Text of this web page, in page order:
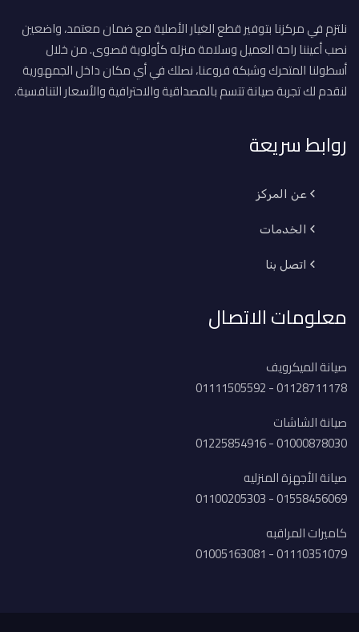
نلتزم في مركزنا بتوفير قطع الغيار الأصلية مع ضمان معتمد، واضعين
نصب أعيننا راحة العميل وسلامة منزله كأولوية قصوى. من خلال
أسطولنا المتحرك وشبكة فروعنا، نصلك في أي مكان داخل الجمهورية
لنقدم لك تجربة صيانة تتسم بالمصداقية والاحترافية والأسعار التنافسية.
روابط سريعة
عن المركز
الخدمات
اتصل بنا
معلومات الاتصال
صيانة الميكرويف
01128711178 - 01111505592
صيانة الشاشات
01000878030 - 01225854916
صيانة الأجهزة المنزليه
01558456069 - 01100205303
كاميرات المراقبه
01110351079 - 01005163081